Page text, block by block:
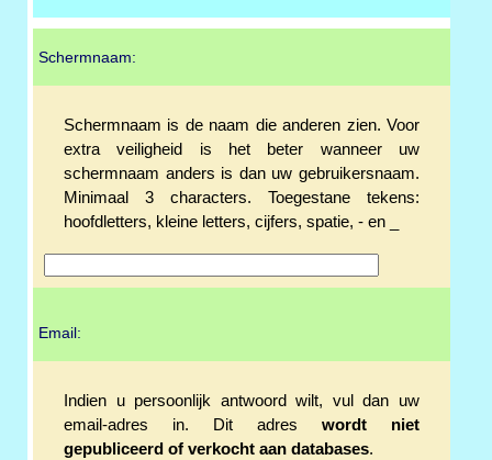
Schermnaam:
Schermnaam is de naam die anderen zien. Voor
extra veiligheid is het beter wanneer uw
schermnaam anders is dan uw gebruikersnaam.
Minimaal 3 characters. Toegestane tekens:
hoofdletters, kleine letters, cijfers, spatie, - en _
Email:
Indien u persoonlijk antwoord wilt, vul dan uw
email-adres in. Dit adres wordt niet
gepubliceerd of verkocht aan databases.